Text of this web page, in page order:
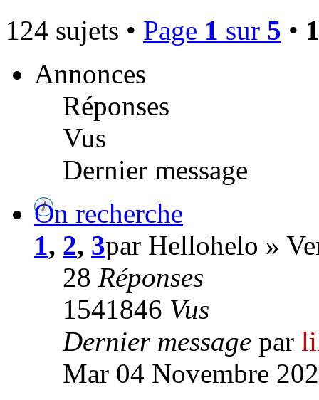
124 sujets • Page 1 sur 5 • 1
Annonces
Réponses
Vus
Dernier message
On recherche
1, 2, 3par Hellohelo »
28 Réponses
1541846 Vus
Dernier message par
Mar 04 Novembre